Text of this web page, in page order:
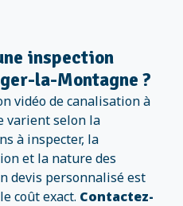
inspection
la-Montagne ?
vidéo de canalisation à
varient selon la
à inspecter, la
et la nature des
devis personnalisé est
coût exact. Contactez-